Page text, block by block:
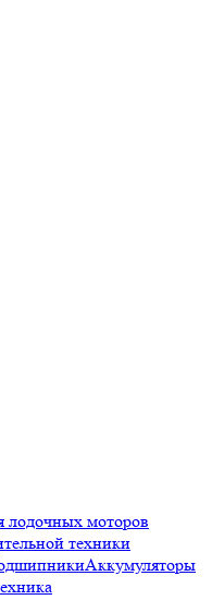
лодочных моторов
техники
Аккумуляторы